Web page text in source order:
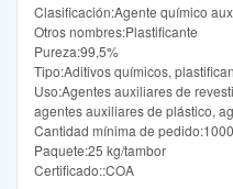
Clasificación:Agente químico
Otros nombres:Plastificante
Pureza:99,5%
Tipo:Aditivos químicos,
Uso:Agentes auxiliares de
agentes auxiliares de plástico,
Cantidad mínima de
Paquete:25 kg/tambor
Certificado::COA